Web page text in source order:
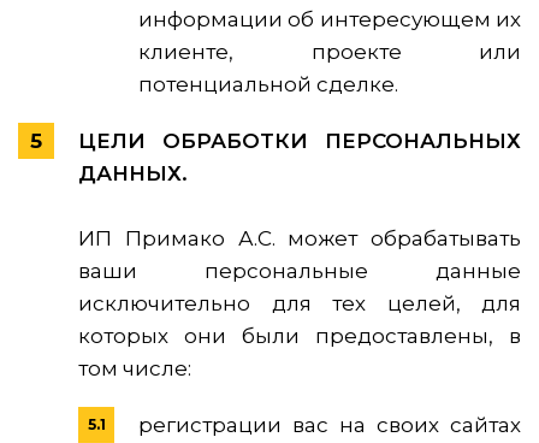
информации об интересующем их
клиенте, проекте или
потенциальной сделке.
ЦЕЛИ ОБРАБОТКИ ПЕРСОНАЛЬНЫХ
ДАННЫХ.
ИП Примако А.С. может обрабатывать
ваши персональные данные
исключительно для тех целей, для
которых они были предоставлены, в
том числе:
регистрации вас на своих сайтах